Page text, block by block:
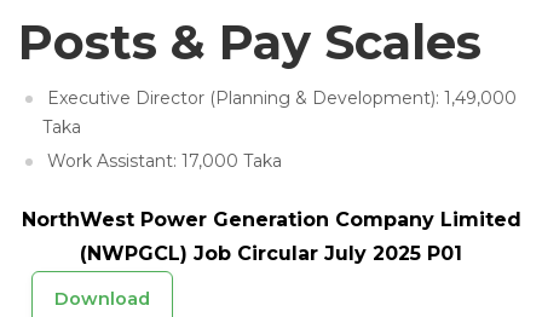
Posts & Pay Scales
Executive Director (Planning & Development): 1,49,000
Taka
Work Assistant: 17,000 Taka
NorthWest Power Generation Company Limited
(NWPGCL) Job Circular July 2025 P01
Download